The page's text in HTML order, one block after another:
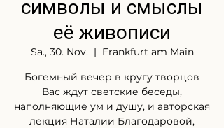
символы и смыслы
её живописи
Sa., 30. Nov.
  |
Frankfurt am Main
Богемный вечер в кругу творцов
Вас ждут светские беседы,
наполняющие ум и душу, и авторская
лекция Наталии Благодаровой,